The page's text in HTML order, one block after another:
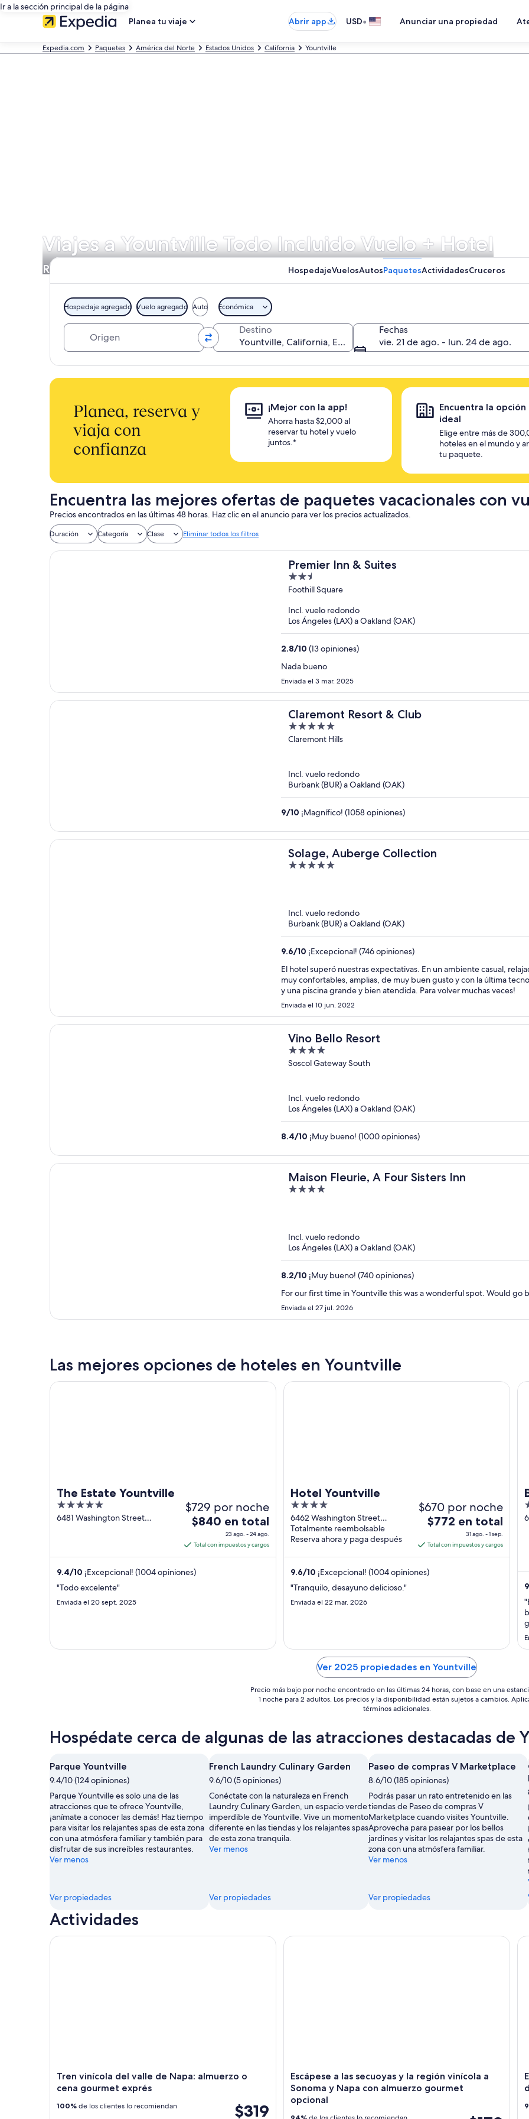
Ir a la sección principal de la página
Planea tu viaje
Abrir app USD• Anunciar una propiedad
Expedia.com Paquetes América del Norte Estados Unidos California Yountville
Viajes a Yountville Todo Incluido Vuelo + Hotel
Reserva hotel y vuelo, o auto juntos para desbloquear ofertas
HospedajeVuelosAutosPaquetesActividadesCruceros
Hospedaje agregado Vuelo agregado Auto Económica
Destino
Fechas
vie. 21 de ago. - lun. 24 de ago.
Planea, reserva y
viaja con
confianza
¡Mejor con la app!
Ahorra hasta $2,000 al
reservar tu hotel y vuelo
juntos.*
Encuentra la opción
ideal
Elige entre más de
hoteles en el mundo y
tu paquete.
Encuentra las mejores ofertas de paquetes vacacionales con
Precios encontrados en las últimas 48 horas. Haz clic en el anuncio para ver los precios actualizados.
Duración Categoría Clase Eliminar todos los filtros
Premier Inn & Suites
2.5
out
5
Foothill Square
Incl. vuelo redondo
Los Ángeles (LAX) a Oakland (OAK)
2.8/10 (13 opiniones)
Nada bueno
Enviada el 3 mar. 2025
Claremont Resort & Club
5
out
Claremont Hills
Incl. vuelo redondo
Burbank (BUR) a Oakland (OAK)
9/10 ¡Magnífico! (1058 opiniones)
Solage, Auberge Collection
5
Incl. vuelo redondo
Burbank (BUR) a Oakland (OAK)
9.6/10 ¡Excepcional! (746 opiniones)
El hotel superó nuestras expectativas. En un ambiente casual,
muy confortables, amplias, de muy buen gusto y con la última
y una piscina grande y bien atendida. Para volver muchas veces!
Enviada el 10 jun. 2022
Vino Bello Resort
4
out
Soscol Gateway South
Incl. vuelo redondo
Los Ángeles (LAX) a Oakland (OAK)
8.4/10 ¡Muy bueno! (1000 opiniones)
Maison Fleurie, A Four Sisters Inn
4
Incl. vuelo redondo
Los Ángeles (LAX) a Oakland (OAK)
8.2/10 ¡Muy bueno! (740 opiniones)
For our first time in
Enviada el 27 jul. 2026
Las mejores opciones de hoteles en Yountville
The Estate Yountville
5
out
6481 Washington Street
$729 por noche
El
es
de
$840
$840 en total
23 ago. - 24 ago.
Total con impuestos y cargos
9.4/10 ¡Excepcional! (1004 opiniones)
"Todo excelente"
Enviada el 20 sept. 2025
The Estate Yountville
Hotel Yountville
4
out
of
5
6462 Washington Street
Yountville CA
Totalmente reembolsable
Reserva ahora y paga después
$670 por noche
El
es
de
$772
ago
al
1
sep
$772 en total
31 ago. - 1 sep.
Total con impuestos y cargos
9.6/10 ¡Excepcional! (1004 opiniones)
"Tranquilo, desayuno delicioso."
Enviada el 22 mar. 2026
Hotel Yountville
5
Ver 2025 propiedades en Yountville
Precio más bajo por noche encontrado en las últimas 24 horas, con base en una
1 noche para 2 adultos. Los precios y la disponibilidad están sujetos a cambios.
términos adicionales.
Hospédate cerca de algunas de las atracciones destacadas de
Parque Yountville
9.4/10 (124 opiniones)
Parque Yountville es solo una de las
atracciones que te ofrece Yountville,
¡anímate a conocer las demás! Haz tiempo
para visitar los relajantes spas de esta zona
con una atmósfera familiar y también para
disfrutar de sus increíbles restaurantes.
Ver menos
Ver propiedades
French Laundry Culinary Garden
9.6/10 (5 opiniones)
Conéctate con la naturaleza en French
Laundry Culinary Garden, un espacio verde
imperdible de Yountville. Vive un momento
diferente en las tiendas y los relajantes spas
de esta zona tranquila.
Ver menos
Ver propiedades
Paseo de compras V Marketplace
8.6/10 (185 opiniones)
Podrás pasar un rato entretenido en las
tiendas de Paseo de compras V
Marketplace cuando visites Yountville.
Aprovecha para pasear por los bellos
jardines y visitar los relajantes spas de esta
zona con una atmósfera familiar.
Ver menos
Ver propiedades
Actividades
Tren vinícola del valle de Napa: almuerzo o
cena gourmet exprés
$319
100% de los clientes lo recomiendan
Tren vinícola del valle de Napa: almuerzo o cena gourmet exprés
Escápese a las secuoyas y la región vinícola a
Sonoma y Napa con almuerzo gourmet
opcional
Escápese a las secuoyas y la región vinícola a Sonoma yEl